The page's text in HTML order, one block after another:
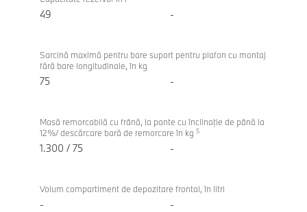
49 -
Sarcină maximă pentru bare suport pentru plafon cu montaj
fără bare longitudinale, în kg
75 -
Masă remorcabilă cu frână, la pante cu înclinaţie de până la
12%/ descărcare bară de remorcare în kg 5
1.300 / 75 -
Volum compartiment de depozitare frontal, în litri
- -